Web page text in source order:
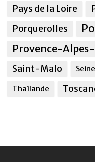
Pays de la Loire
Porquerolles
Provence-
Saint-Malo
Thaïlande